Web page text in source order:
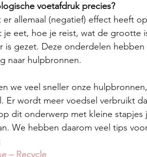
voetafdruk precies?
allemaal (negatief) effect heeft
je eet, hoe je reist, wat de grootte
is gezet. Deze onderdelen
naar hulpbronnen.
we veel sneller onze
Er wordt meer voedsel verbruikt
dit onderwerp met kleine stapjes
We hebben daarom veel tips
– Recycle